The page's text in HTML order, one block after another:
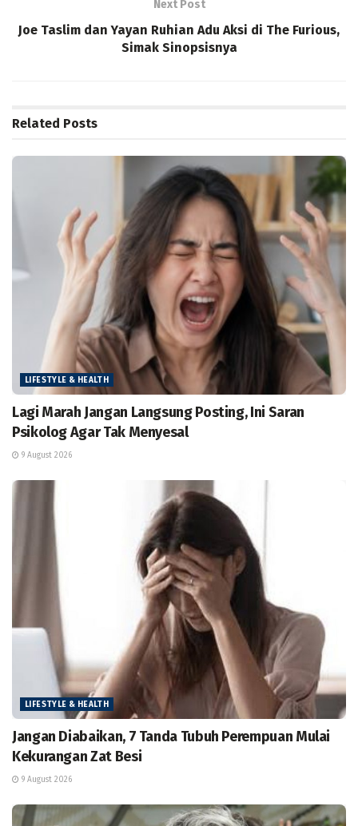
Next Post
Joe Taslim dan Yayan Ruhian Adu Aksi di The Furious,
Simak Sinopsisnya
Related Posts
LIFESTYLE & HEALTH
Lagi Marah Jangan Langsung Posting, Ini Saran
Psikolog Agar Tak Menyesal
9 August 2026
LIFESTYLE & HEALTH
Jangan Diabaikan, 7 Tanda Tubuh Perempuan Mulai
Kekurangan Zat Besi
9 August 2026